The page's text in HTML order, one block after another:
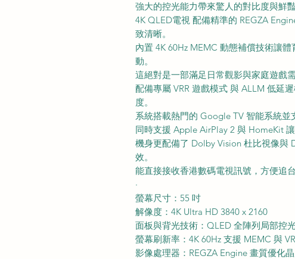
強大的控光能力帶來驚人的對比度與鮮豔
4K QLED電視 配備精準的 REGZA
致清晰。
內置 4K 60Hz MEMC 動態補償技術讓
動。
這絕對是一部滿足日常觀影與家庭遊戲
配備專屬 VRR 遊戲模式 與 ALLM 低延
度。
系統搭載熱門的 Google TV 智能系統並
同時支援 Apple AirPlay 2 與 HomeKit
機身更配備了 Dolby Vision 杜比視像與
效。
能直接接收香港數碼電視訊號，方便追
·
螢幕尺寸：55 吋
解像度：4K Ultra HD 3840 x 2160
面板與背光技術：QLED 全陣列局部控
螢幕刷新率：4K 60Hz 支援 MEMC 與
影像處理器：REGZA Engine 畫質優化